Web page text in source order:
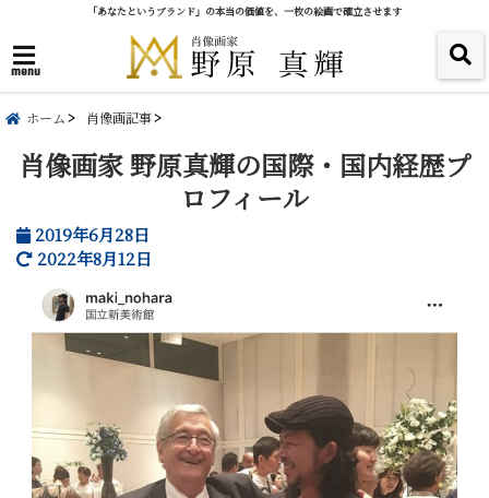
「あなたというブランド」の本当の価値を、一枚の絵画で確立させます
menu
ホーム 肖像画記事
肖像画家 野原真輝の国際・国内経歴プ
ロフィール
2019年6月28日
2022年8月12日